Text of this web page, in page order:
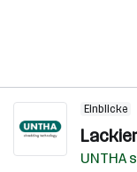
Einblicke
UNTHA